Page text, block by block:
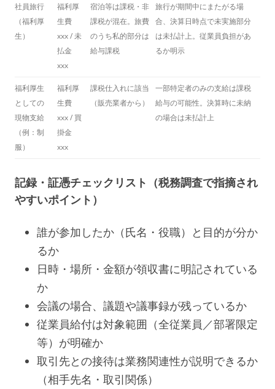
社員旅行
（福利厚
生）
福利厚
生費
xxx / 未
払金
xxx
宿泊等は課税・非
課税が混在。旅費
のうち私的部分は
給与課税
旅行が期間中にまたがる場
合、決算日時点で未実施部分
は未払計上。従業員負担があ
るか明示
福利厚生
としての
現物支給
（例：制
服）
福利厚
生費
xxx / 買
掛金
xxx
課税仕入れに該当
（販売業者から）
一部特定者のみの支給は課税
給与の可能性。決算時に未納
の場合は未払計上
記録・証憑チェックリスト（税務調査で指摘され
やすいポイント）
誰が参加したか（氏名・役職）と目的が分か
るか
日時・場所・金額が領収書に明記されている
か
会議の場合、議題や議事録が残っているか
従業員給付は対象範囲（全従業員／部署限定
等）が明確か
取引先との接待は業務関連性が説明できるか
（相手先名・取引関係）